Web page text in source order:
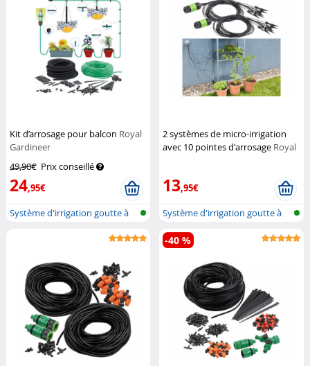
Kit d’arrosage pour balcon Royal
Gardineer
49,90€ Prix conseillé
24,95€
Système d'irrigation goutte à
2 systèmes de micro-irrigation
avec 10 pointes d'arrosage Royal
13,95€
Système d'irrigation goutte à
goutt...
-40 %